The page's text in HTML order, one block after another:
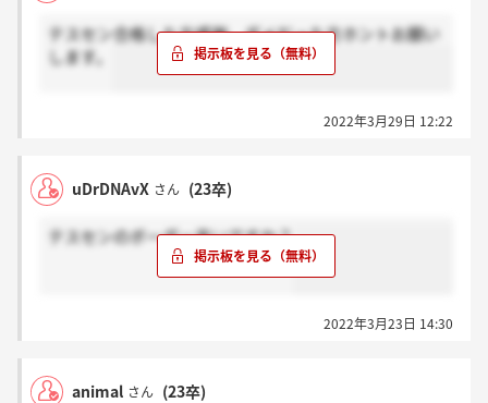
テスセン合格した方感謝。ダメだった方ホントお願い
します。
2022年3月29日 12:22
uDrDNAvX さん (23卒)
テスセンのボーダー高いですか？
2022年3月23日 14:30
animal さん (23卒)